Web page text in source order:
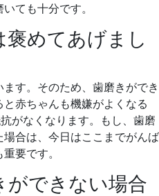
ても十分です。
めてあげまし
す。そのため、歯磨きができ
赤ちゃんも機嫌がよくなる
がなくなります。もし、歯磨
合は、今日はここまでがんば
要です。
ができない場合